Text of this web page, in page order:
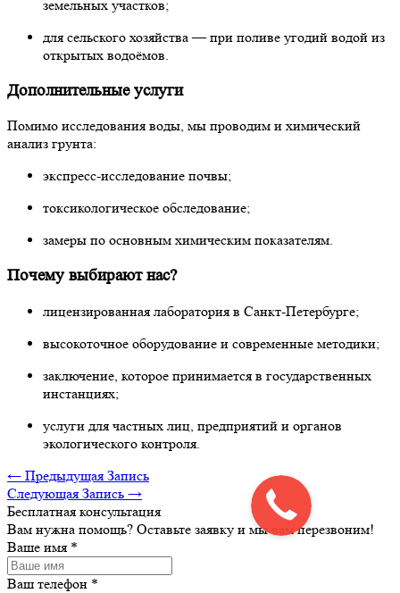
земельных участков;
для сельского хозяйства — при поливе угодий водой из
открытых водоёмов.
Дополнительные услуги
Помимо исследования воды, мы проводим и химический
анализ грунта:
экспресс-исследование почвы;
токсикологическое обследование;
замеры по основным химическим показателям.
Почему выбирают нас?
лицензированная лаборатория в Санкт-Петербурге;
высокоточное оборудование и современные методики;
заключение, которое принимается в государственных
инстанциях;
услуги для частных лиц, предприятий и органов
экологического контроля.
← Предыдущая Запись
Следующая Запись →
Бесплатная консультация
Вам нужна помощь? Оставьте заявку и мы вам перезвоним!
Ваше имя *
Ваш телефон *